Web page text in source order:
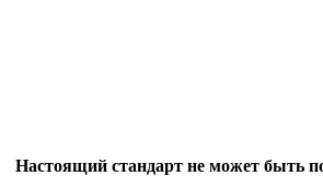
Настоящий стандарт не может быть